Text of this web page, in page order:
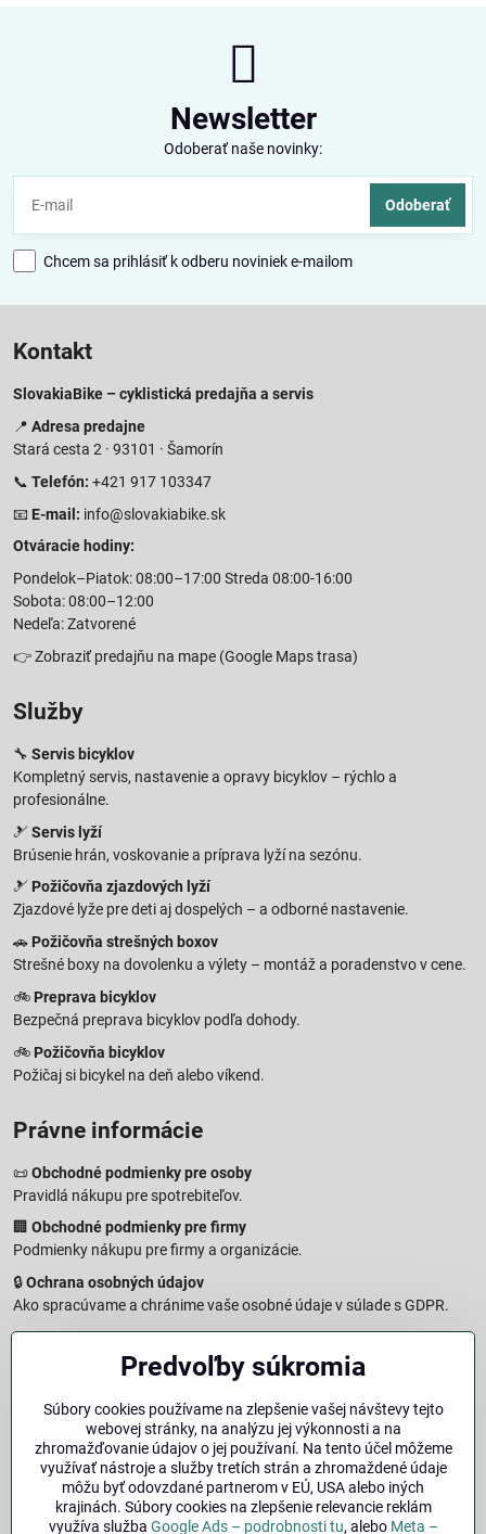
Newsletter
Odoberať naše novinky:
Odoberať
Chcem sa prihlásiť k odberu noviniek e-mailom
Kontakt
SlovakiaBike – cyklistická predajňa a servis
📍 Adresa predajne
Stará cesta 2 · 93101 · Šamorín
📞 Telefón: +421 917 103347
📧 E-mail: info@slovakiabike.sk
Otváracie hodiny:
Pondelok–Piatok: 08:00–17:00 Streda 08:00-16:00
Sobota: 08:00–12:00
Nedeľa: Zatvorené
👉Zobraziť predajňu na mape (Google Maps trasa)
Služby
🔧 Servis bicyklov
Kompletný servis, nastavenie a opravy bicyklov – rýchlo a
profesionálne.
🎿 Servis lyží
Brúsenie hrán, voskovanie a príprava lyží na sezónu.
🎿 Požičovňa zjazdových lyží
Zjazdové lyže pre deti aj dospelých – a odborné nastavenie.
🚗 Požičovňa strešných boxov
Strešné boxy na dovolenku a výlety – montáž a poradenstvo v cene.
🚲 Preprava bicyklov
Bezpečná preprava bicyklov podľa dohody.
🚲 Požičovňa bicyklov
Požičaj si bicykel na deň alebo víkend.
Právne informácie
📜 Obchodné podmienky pre osoby
Pravidlá nákupu pre spotrebiteľov.
🏢 Obchodné podmienky pre firmy
Podmienky nákupu pre firmy a organizácie.
🔒Ochrana osobných údajov
Ako spracúvame a chránime vaše osobné údaje v súlade s GDPR.
🧾Reklamačný formulár
Jednoduché podanie reklamácie
Vzorový formulár pre odstúpenie od zmluvy a vrátenie tovaru.
Právna doložka – Autorské práva
Informácie o ochrane obsahu, značiek a fotografií vrátane
podmienok.
Predvoľby súkromia
Súbory cookies používame na zlepšenie vašej návštevy tejto
webovej stránky, na analýzu jej výkonnosti a na
zhromažďovanie údajov o jej používaní. Na tento účel môžeme
využívať nástroje a služby tretích strán a zhromaždené údaje
môžu byť odovzdané partnerom v EÚ, USA alebo iných
krajinách. Súbory cookies na zlepšenie relevancie reklám
využíva služba Google Ads – podrobnosti tu, alebo Meta –